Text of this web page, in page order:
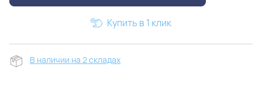
Купить в 1 клик
В наличии на 2 складах